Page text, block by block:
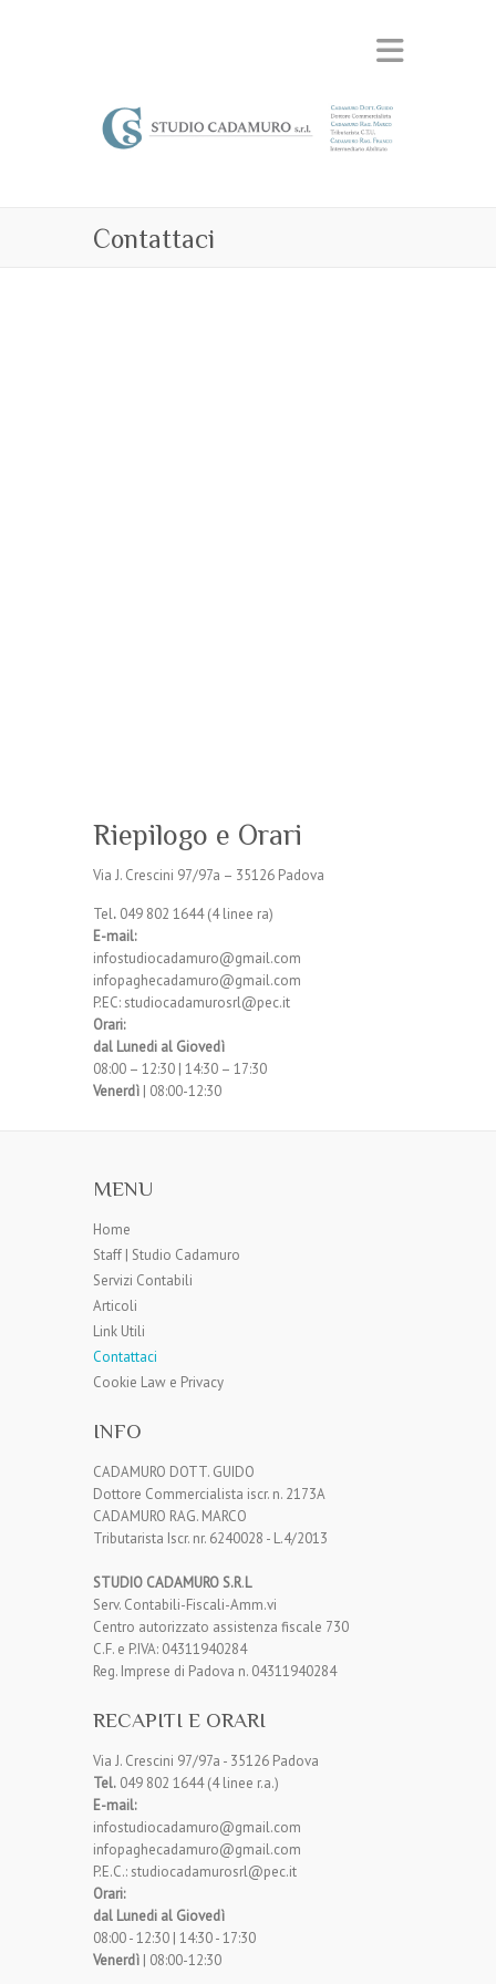
Contattaci
Riepilogo e Orari
Via J. Crescini 97/97a – 35126 Padova
Tel. 049 802 1644 (4 linee ra)
E-mail:
infostudiocadamuro@gmail.com
infopaghecadamuro@gmail.com
P.EC: studiocadamurosrl@pec.it
Orari:
dal Lunedi al Giovedì
08:00 – 12:30 | 14:30 – 17:30
Venerdì | 08:00-12:30
MENU
Home
Staff | Studio Cadamuro
Servizi Contabili
Articoli
Link Utili
Contattaci
Cookie Law e Privacy
INFO
CADAMURO DOTT. GUIDO
Dottore Commercialista iscr. n. 2173A
CADAMURO RAG. MARCO
Tributarista Iscr. nr. 6240028 - L.4/2013
STUDIO CADAMURO S.R.L
Serv. Contabili-Fiscali-Amm.vi
Centro autorizzato assistenza fiscale 730
C.F. e P.IVA: 04311940284
Reg. Imprese di Padova n. 04311940284
RECAPITI E ORARI
Via J. Crescini 97/97a - 35126 Padova
Tel. 049 802 1644 (4 linee r.a.)
E-mail:
infostudiocadamuro@gmail.com
infopaghecadamuro@gmail.com
P.E.C.: studiocadamurosrl@pec.it
Orari:
dal Lunedi al Giovedì
08:00 - 12:30 | 14:30 - 17:30
Venerdì | 08:00-12:30